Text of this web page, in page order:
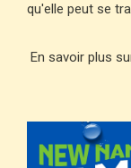
qu'elle peut se
En savoir plus